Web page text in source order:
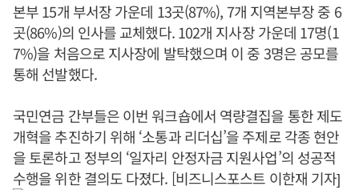
본부 15개 부서장 가운데 13곳(87%), 7개 지역본부장 중 6
곳(86%)의 인사를 교체했다. 102개 지사장 가운데 17명(1
7%)을 처음으로 지사장에 발탁했으며 이 중 3명은 공모를
통해 선발했다.
국민연금 간부들은 이번 워크숍에서 역량결집을 통한 제도
개혁을 추진하기 위해 ‘소통과 리더십’을 주제로 각종 현안
을 토론하고 정부의 ‘일자리 안정자금 지원사업’의 성공적
수행을 위한 결의도 다졌다. [비즈니스포스트 이한재 기자]